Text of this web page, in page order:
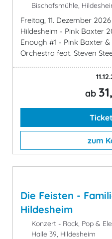
Bischofsmühle,
Freitag, 11. Dezember
Hildesheim - Pink Baxter
Enough #1 - Pink Baxter
Orchestra feat. Steven
ab
zum
Die Feisten -
Hildesheim
Konzert - Rock, Pop &
Halle 39, Hildesheim